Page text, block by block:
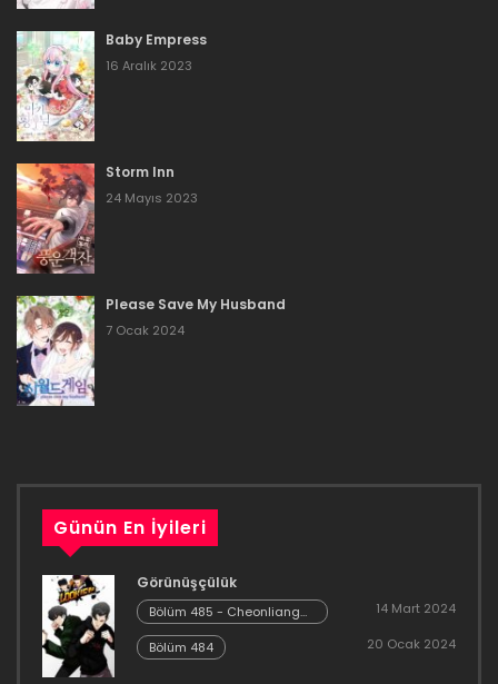
16 Aralık 2023
Bölüm 218
16 Aralık 2023
16 Aralık 2023
Bölüm 216
16 Aralık 2023
Bölüm 215
16 Aralık 2023
Bölüm 213
16 Aralık 2023
Bölüm 212
16 Aralık 2023
Baby Empress
16 Aralık 2023
Storm Inn
24 Mayıs 2023
Please Save My Husband
7 Ocak 2024
Günün En İyileri
Görünüşçülük
Bölüm 485 - Cheonliang
[04]
14 Mart 2024
Bölüm 484 20 Ocak 2024